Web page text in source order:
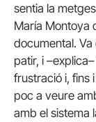
sentia la
María Montoya
documental.
patir, i
frustració i, fins
poc a veure
amb el sistema